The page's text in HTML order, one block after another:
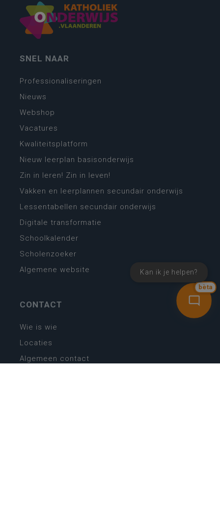
bèta
Kan ik je helpen?
SNEL NAAR
Professionaliseringen
Nieuws
Webshop
Vacatures
Kwaliteitsplatform
Nieuw leerplan basisonderwijs
Zin in leren! Zin in leven!
Vakken en leerplannen secundair onderwijs
Lessentabellen secundair onderwijs
Digitale transformatie
Schoolkalender
Scholenzoeker
Algemene website
CONTACT
Wie is wie
Locaties
Algemeen contact